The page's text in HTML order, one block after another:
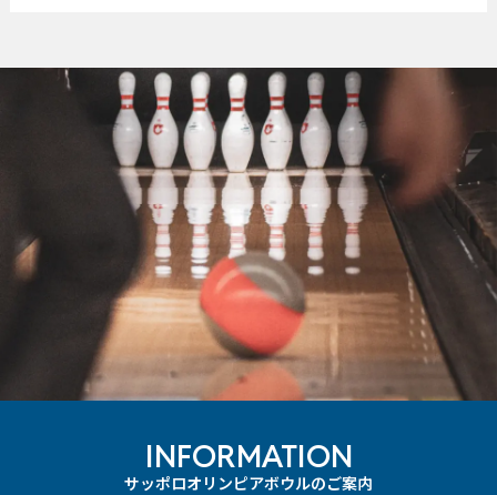
INFORMATION
サッポロオリンピアボウルのご案内